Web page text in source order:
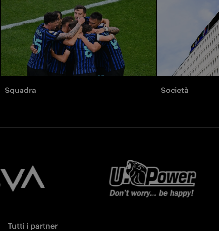
Squadra Società
Tutti i partner